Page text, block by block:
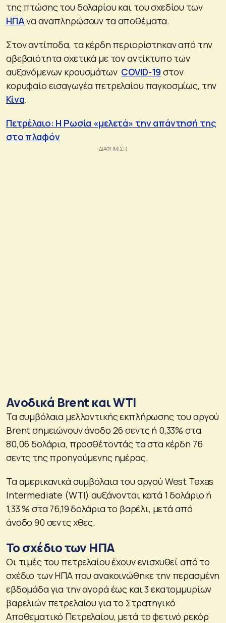
της πτώσης του δολαρίου και του σχεδίου των
ΗΠΑνα αναπληρώσουν τα αποθέματα.
Στον αντίποδα, τα κέρδη περιορίστηκαν από την
αβεβαιότητα σχετικά με τον αντίκτυπο των
αυξανόμενων κρουσμάτων COVID-19 στον
κορυφαίο εισαγωγέα πετρελαίου παγκοσμίως, την
Κίνα.
Πετρέλαιο: Η Ρωσία «μελετά» την απάντησή της
στο πλαφόν
Ανοδικά Brent και WTI
Τα συμβόλαια μελλοντικής εκπλήρωσης του αργού
Brent σημειώνουν άνοδο 26 σεντς ή 0,33% στα
80,06 δολάρια, προσθέτοντάς τα στα κέρδη 76
σεντς της προηγούμενης ημέρας.
Τα αμερικανικά συμβόλαια του αργού West Texas
Intermediate (WTI) αυξάνονται κατά 1 δολάριο ή
1,33 % στα 76,19 δολάρια το βαρέλι, μετά από
άνοδο 90 σεντς χθες.
Το σχέδιο των ΗΠΑ
Οι τιμές του πετρελαίου έχουν ενισχυθεί από το
σχέδιο των ΗΠΑ που ανακοινώθηκε την περασμένη
εβδομάδα για την αγορά έως και 3 εκατομμυρίων
βαρελιών πετρελαίου για το Στρατηγικό
Αποθεματικό Πετρελαίου, μετά το φετινό ρεκόρ